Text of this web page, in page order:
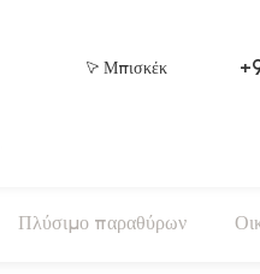
Μπισκέκ
Πλύσιμο παραθύρων